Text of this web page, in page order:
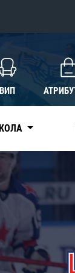
ВИП